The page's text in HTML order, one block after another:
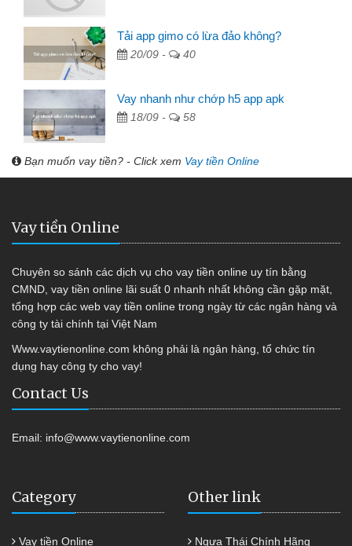
Tải app gimo có lừa đảo không?
20/09 - 40
Vay nhanh như chớp h5 app apk
18/09 - 58
Bạn muốn vay tiền? - Click xem Vay tiền Online
Vay tiền Online
Chuyên so sánh các dịch vụ cho vay tiền online uy tín bằng
CMND, vay tiền online lãi suất 0 nhanh nhất không cần gặp mặt,
tổng hợp các web vay tiền online trong ngày từ các ngân hàng và
công ty tài chính tại Việt Nam
Www.vaytienonline.com không phải là ngân hàng, tổ chức tín
dụng hay công ty cho vay!
Contact Us
Email: info@www.vaytienonline.com
Category
Vay tiền Online
Other link
Ngựa Thái Chính Hãng